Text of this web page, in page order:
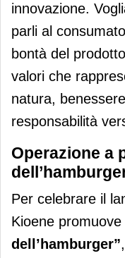
innovazione.
parli al
bontà del
valori che
natura,
responsabilità
Operazione a
Per celebrare il
Kioene promuove
dell’hamburger”